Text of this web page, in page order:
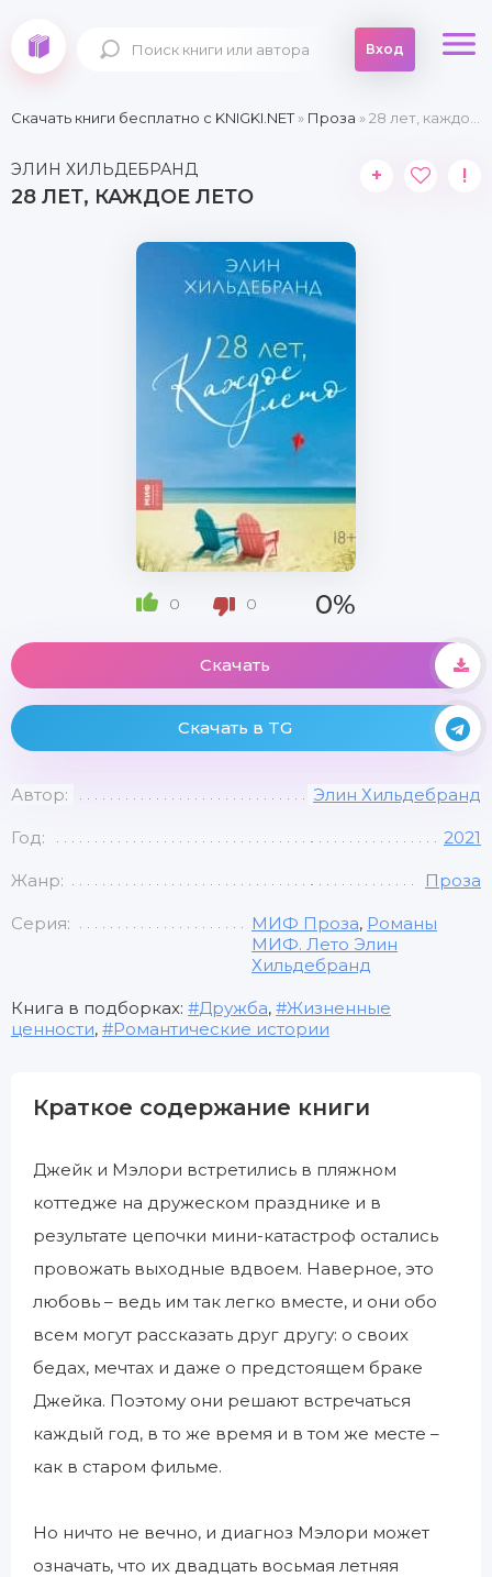
Вход
Скачать книги бесплатно c KNIGKI.NET» Проза » 28 лет, каждое лето
ЭЛИН ХИЛЬДЕБРАНД
28 ЛЕТ, КАЖДОЕ ЛЕТО
+ !
0 0 0%
Скачать
Скачать в TG
Автор: Элин Хильдебранд
Год: 2021
Жанр: Проза
Серия: МИФ Проза, Романы
МИФ. Лето Элин
Хильдебранд
Книга в подборках: Дружба,
Жизненные
ценности, Романтические истории
Краткое содержание книги
Джейк и Мэлори встретились в пляжном
коттедже на дружеском празднике и в
результате цепочки мини-катастроф остались
провожать выходные вдвоем. Наверное, это
любовь – ведь им так легко вместе, и они обо
всем могут рассказать друг другу: о своих
бедах, мечтах и даже о предстоящем браке
Джейка. Поэтому они решают встречаться
каждый год, в то же время и в том же месте –
как в старом фильме.
Но ничто не вечно, и диагноз Мэлори может
означать, что их двадцать восьмая летняя